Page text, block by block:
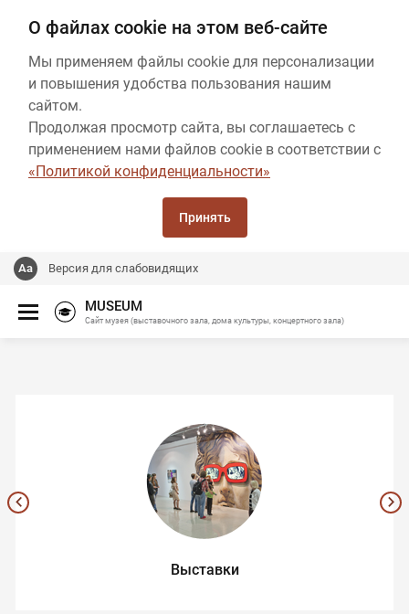
О файлах cookie на этом веб-сайте
Мы применяем файлы cookie для персонализации
и повышения удобства пользования нашим
сайтом.
Продолжая просмотр сайта, вы соглашаетесь с
применением нами файлов cookie в соответствии с
«Политикой конфиденциальности»
Принять
Версия для слабовидящих
MUSEUM
Сайт музея (выставочного зала, дома культуры, концертного зала)
Выставки